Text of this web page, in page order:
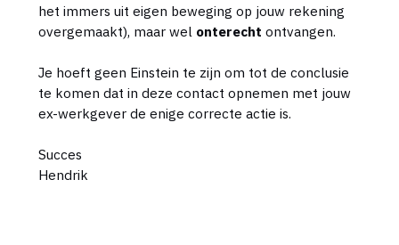
het immers uit eigen beweging op jouw rekening
overgemaakt), maar wel onterecht ontvangen.
Je hoeft geen Einstein te zijn om tot de conclusie
te komen dat in deze contact opnemen met jouw
ex-werkgever de enige correcte actie is.
Succes
Hendrik